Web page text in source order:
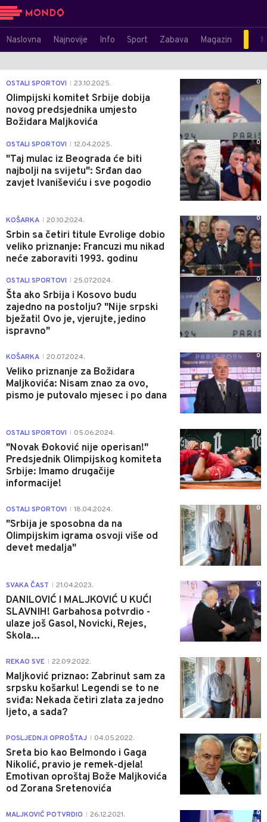
Naslovna Najnovije Info Sport Zabava Magazin
OSTALI SPORTOVI 23.10.2025.
Olimpijski komitet Srbije dobija
novog predsjednika umjesto
Božidara Maljkovića
0
OSTALI SPORTOVI 12.04.2025.
"Taj mulac iz Beograda će biti
najbolji na svijetu": Srđan dao
zavjet Ivaniševiću i sve pogodio
0
KOŠARKA 20.10.2024.
Srbin sa četiri titule Evrolige dobio
veliko priznanje: Francuzi mu nikad
neće zaboraviti 1993. godinu
0
OSTALI SPORTOVI 25.07.2024.
Šta ako Srbija i Kosovo budu
zajedno na postolju? "Nije srpski
bježati! Ovo je, vjerujte, jedino
ispravno"
0
KOŠARKA 20.07.2024.
Veliko priznanje za Božidara
Maljkovića: Nisam znao za ovo,
pismo je putovalo mjesec i po dana
0
OSTALI SPORTOVI 05.06.2024.
"Novak Đoković nije operisan!"
Predsjednik Olimpijskog komiteta
Srbije: Imamo drugačije
informacije!
0
OSTALI SPORTOVI 18.04.2024.
"Srbija je sposobna da na
Olimpijskim igrama osvoji više od
devet medalja"
0
SVAKA ČAST 21.04.2023.
DANILOVIĆ I MALJKOVIĆ U KUĆI
SLAVNIH! Garbahosa potvrdio -
ulaze još Gasol, Novicki, Rejes,
Skola...
0
REKAO SVE 22.09.2022.
Maljković priznao: Zabrinut sam za
srpsku košarku! Legendi se to ne
sviđa: Nekada četiri zlata za jedno
ljeto, a sada?
0
POSLJEDNJI OPROŠTAJ 04.05.2022.
Sreta bio kao Belmondo i Gaga
Nikolić, pravio je remek-djela!
Emotivan oproštaj Bože Maljkovića
od Zorana Sretenovića
0
MALJKOVIĆ POTVRDIO 26.12.2021. 0